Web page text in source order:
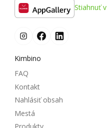
Stiahnuť v
Kimbino
FAQ
Kontakt
Nahlásiť obsah
Mestá